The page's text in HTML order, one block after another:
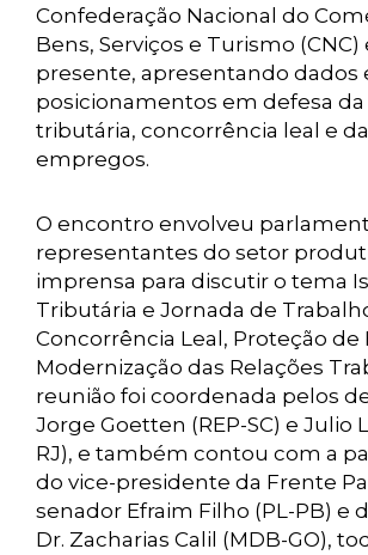
Confederação Nacional do
Bens, Serviços e Turismo (CNC)
presente, apresentando dados
posicionamentos em defesa
tributária, concorrência leal e
empregos.
O encontro envolveu
representantes do setor
imprensa para discutir o tema
Tributária e Jornada de
Concorrência Leal, Proteção de
Modernização das Relações
reunião foi coordenada pelos
Jorge Goetten (REP-SC) e Julio
RJ), e também contou com a
do vice-presidente da Frente
senador Efraim Filho (PL-PB) e
Dr. Zacharias Calil (MDB-GO),